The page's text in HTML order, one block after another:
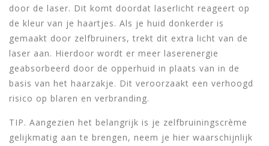
door de laser. Dit komt doordat laserlicht reageert op
de kleur van je haartjes. Als je huid donkerder is
gemaakt door zelfbruiners, trekt dit extra licht van de
laser aan. Hierdoor wordt er meer laserenergie
geabsorbeerd door de opperhuid in plaats van in de
basis van het haarzakje. Dit veroorzaakt een verhoogd
risico op blaren en verbranding.
TIP. Aangezien het belangrijk is je zelfbruiningscrème
gelijkmatig aan te brengen, neem je hier waarschijnlijk